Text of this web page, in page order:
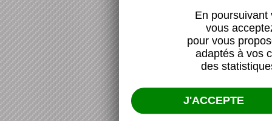
En poursuivant
vous
pour vous
adaptés à vos
des
J'ACCEPTE